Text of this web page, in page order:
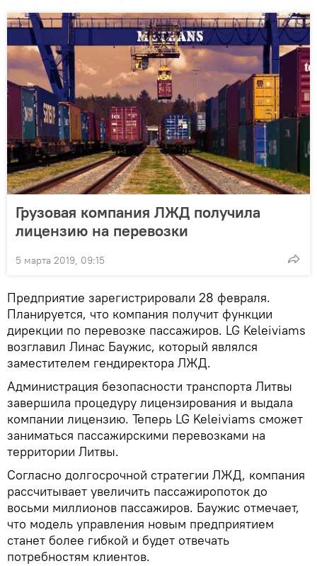
Грузовая компания ЛЖД получила
лицензию на перевозки
5 марта 2019, 09:15
Предприятие зарегистрировали 28 февраля.
Планируется, что компания получит функции
дирекции по перевозке пассажиров. LG Keleiviams
возглавил Линас Баужис, который являлся
заместителем гендиректора ЛЖД.
Администрация безопасности транспорта Литвы
завершила процедуру лицензирования и выдала
компании лицензию. Теперь LG Keleiviams сможет
заниматься пассажирскими перевозками на
территории Литвы.
Согласно долгосрочной стратегии ЛЖД, компания
рассчитывает увеличить пассажиропоток до
восьми миллионов пассажиров. Баужис отмечает,
что модель управления новым предприятием
станет более гибкой и будет отвечать
потребностям клиентов.